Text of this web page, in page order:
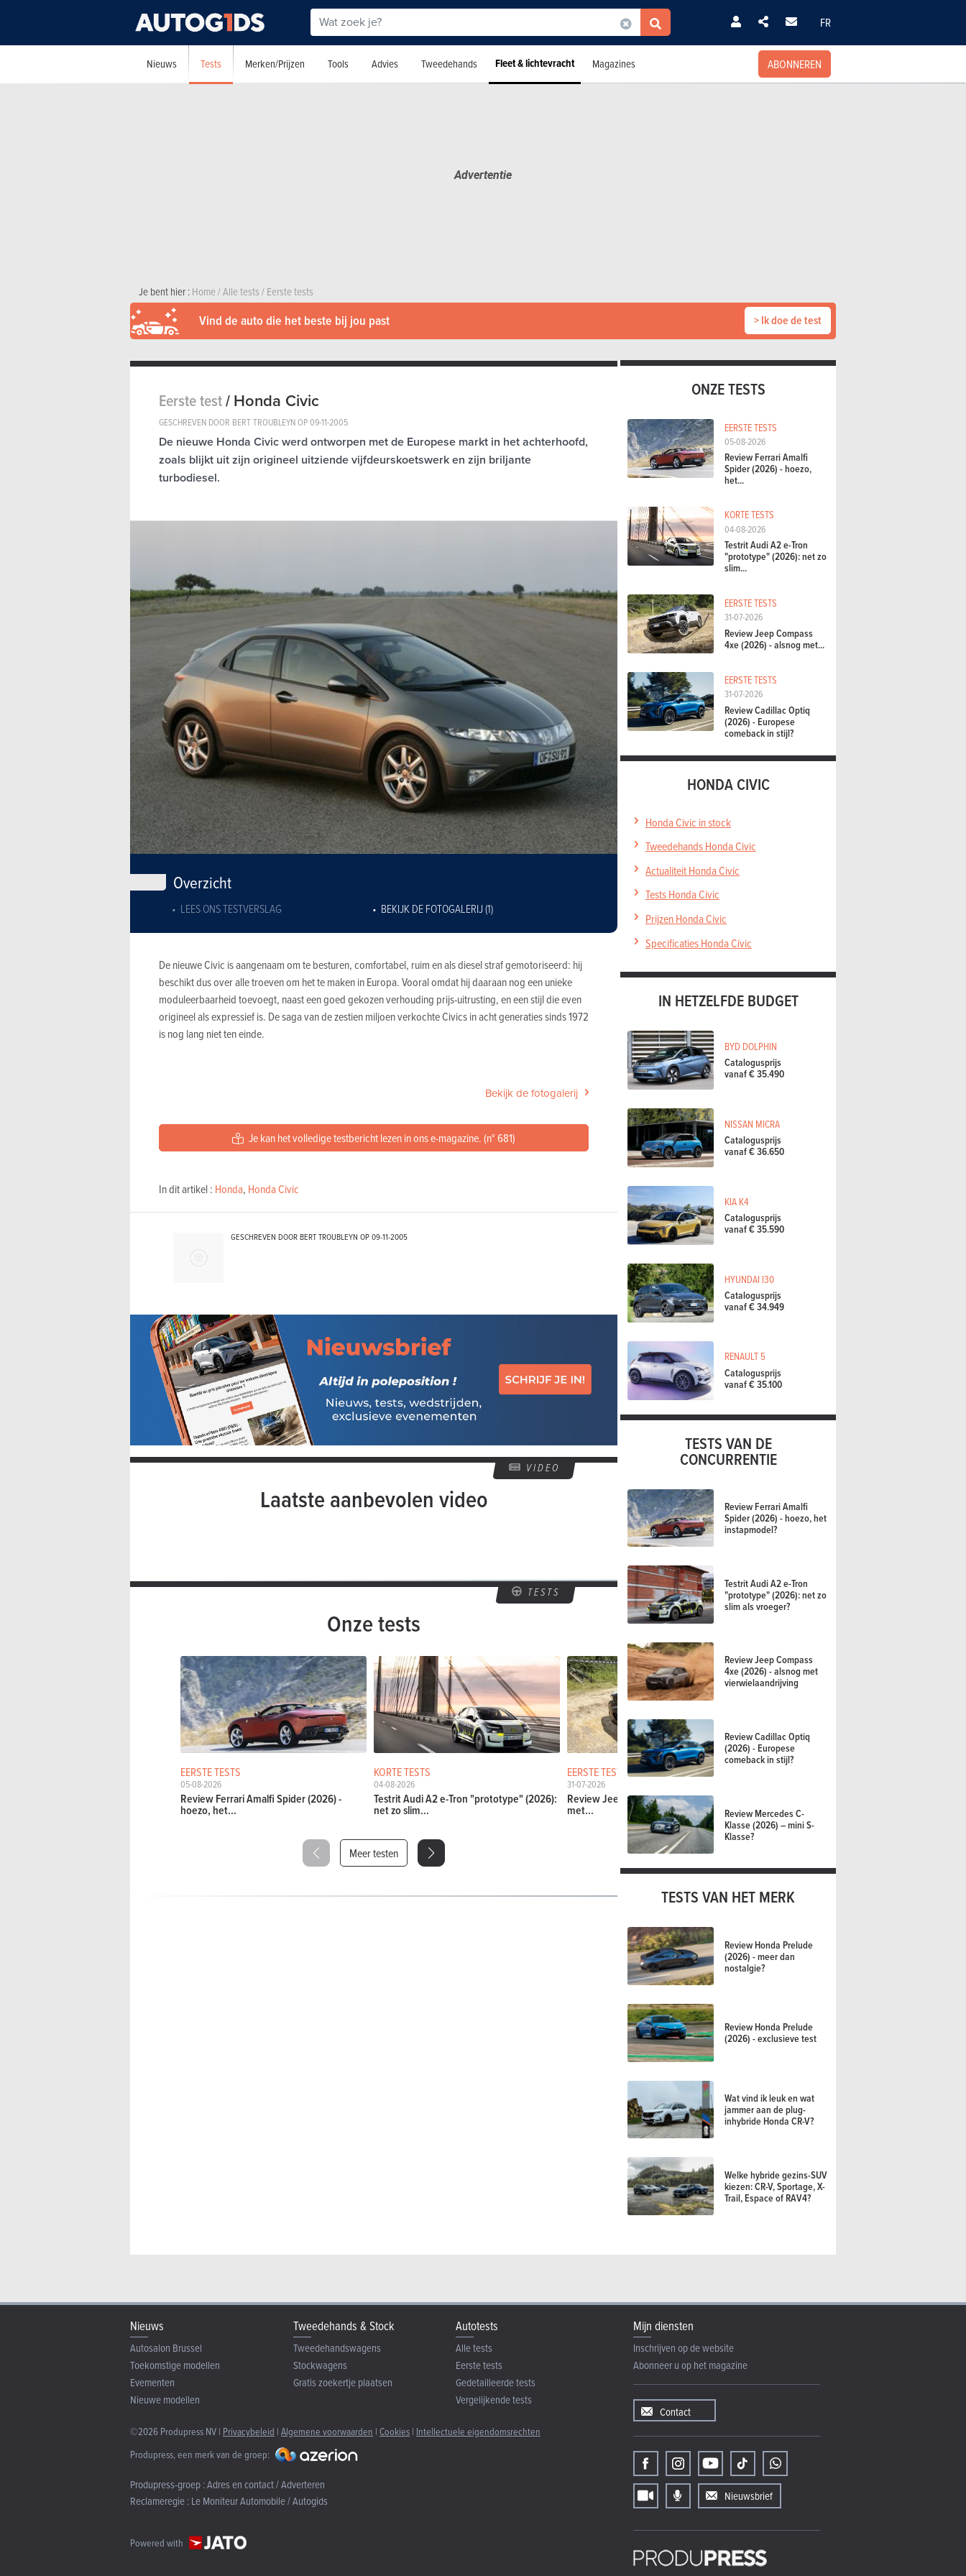
FR
Nieuws Tests Merken/Prijzen Tools Advies Tweedehands Fleet & lichtevracht Magazines ABONNEREN
Je bent hier :Home/Alle tests/Eerste tests
Vind de auto die het beste bij jou past > Ik doe de test
Eerste test/Honda Civic
GESCHREVEN DOOR BERT TROUBLEYN OP09-11-2005
De nieuwe Honda Civic werd ontworpen met de Europese markt in het achterhoofd,
zoals blijkt uit zijn origineel uitziende vijfdeurskoetswerk en zijn briljante
turbodiesel.
Overzicht
LEES ONS TESTVERSLAG BEKIJK DE FOTOGALERIJ (1)
De nieuwe Civic is aangenaam om te besturen, comfortabel, ruim en als diesel straf gemotoriseerd: hij
beschikt dus over alle troeven om het te maken in Europa. Vooral omdat hij daaraan nog een unieke
moduleerbaarheid toevoegt, naast een goed gekozen verhouding prijs-uitrusting, en een stijl die even
origineel als expressief is. De saga van de zestien miljoen verkochte Civics in acht generaties sinds 1972
is nog lang niet ten einde.
Bekijk de fotogalerij
Je kan het volledige testbericht lezen in ons e-magazine. (n° 681)
In dit artikel : Honda, Honda Civic
GESCHREVEN DOOR BERT TROUBLEYN OP09-11-2005
VIDEO
Laatste aanbevolen video
TESTS
Onze tests
EERSTE TESTS
05-08-2026
Review Ferrari Amalfi Spider (2026) -
hoezo, het...
KORTE TESTS
04-08-2026
Testrit Audi A2 e-Tron "prototype" (2026):
net zo slim...
EERSTE TESTS
31-07-2026
Review Jeep Compass 4xe (2026) - alsnog
met...
Meer testen
ONZE TESTS
EERSTE TESTS
05-08-2026
Review Ferrari Amalfi
Spider (2026) - hoezo,
het...
KORTE TESTS
04-08-2026
Testrit Audi A2 e-Tron
"prototype" (2026): net zo
slim...
EERSTE TESTS
31-07-2026
Review Jeep Compass
4xe (2026) - alsnog met...
EERSTE TESTS
31-07-2026
Review Cadillac Optiq
(2026) - Europese
comeback in stijl?
HONDA CIVIC
Honda Civic in stock
Tweedehands Honda Civic
Actualiteit Honda Civic
Tests Honda Civic
Prijzen Honda Civic
Specificaties Honda Civic
IN HETZELFDE BUDGET
BYD DOLPHIN
Catalogusprijs
vanaf € 35.490
NISSAN MICRA
Catalogusprijs
vanaf € 36.650
KIA K4
Catalogusprijs
vanaf € 35.590
HYUNDAI I30
Catalogusprijs
vanaf € 34.949
RENAULT 5
Catalogusprijs
vanaf € 35.100
TESTS VAN DE
CONCURRENTIE
Review Ferrari Amalfi
Spider (2026) - hoezo, het
instapmodel?
Testrit Audi A2 e-Tron
"prototype" (2026): net zo
slim als vroeger?
Review Jeep Compass
4xe (2026) - alsnog met
vierwielaandrijving
Review Cadillac Optiq
(2026) - Europese
comeback in stijl?
Review Mercedes C-
Klasse (2026) – mini S-
Klasse?
TESTS VAN HET MERK
Review Honda Prelude
(2026) - meer dan
nostalgie?
Review Honda Prelude
(2026) - exclusieve test
Wat vind ik leuk en wat
jammer aan de plug-
inhybride Honda CR-V?
Welke hybride gezins-SUV
kiezen: CR-V, Sportage, X-
Trail, Espace of RAV4?
Nieuws
Autosalon Brussel
Toekomstige modellen
Evementen
Nieuwe modellen
Tweedehands & Stock
Tweedehandswagens
Stockwagens
Gratis zoekertje plaatsen
Autotests
Alle tests
Eerste tests
Gedetailleerde tests
Vergelijkende tests
©2026 Produpress NV | Privacybeleid | Algemene voorwaarden | Cookies | Intellectuele eigendomsrechten
Produpress, een merk van de groep:
Produpress-groep :Adres en contact / Adverteren
Reclameregie :Le Moniteur Automobile / Autogids
Powered with
Mijn diensten
Inschrijven op de website
Abonneer u op het magazine
Contact
Nieuwsbrief